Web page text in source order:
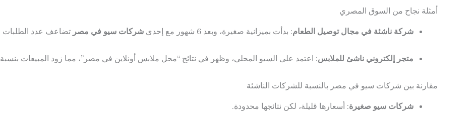
أمثلة نجاح من السوق المصري
شركة ناشئة في مجال توصيل الطعام: بدأت بميزانية صغيرة، وبعد 6 شهور مع إحدى شركات سيو في مصر تضاعف عدد الطلبات 3 مرات.
متجر إلكتروني ناشئ للملابس: اعتمد على السيو المحلي، وظهر في نتائج “محل ملابس أونلاين في مصر”، مما زود المبيعات بنسبة 200%.
مقارنة بين شركات سيو في مصر بالنسبة للشركات الناشئة
شركات سيو صغيرة: أسعارها قليلة، لكن نتائجها محدودة.